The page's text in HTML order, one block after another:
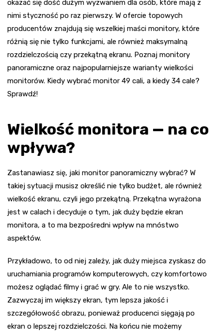
okazać się dość dużym wyzwaniem dla osób, które mają z
nimi styczność po raz pierwszy. W ofercie topowych
producentów znajdują się wszelkiej maści monitory, które
różnią się nie tylko funkcjami, ale również maksymalną
rozdzielczością czy przekątną ekranu. Poznaj monitory
panoramiczne oraz najpopularniejsze warianty wielkości
monitorów. Kiedy wybrać monitor 49 cali, a kiedy 34 cale?
Sprawdź!
Wielkość monitora — na co
wpływa?
Zastanawiasz się, jaki monitor panoramiczny wybrać? W
takiej sytuacji musisz określić nie tylko budżet, ale również
wielkość ekranu, czyli jego przekątną. Przekątna wyrażona
jest w calach i decyduje o tym, jak duży będzie ekran
monitora, a to ma bezpośredni wpływ na mnóstwo
aspektów.
Przykładowo, to od niej zależy, jak duży miejsca zyskasz do
uruchamiania programów komputerowych, czy komfortowo
możesz oglądać filmy i grać w gry. Ale to nie wszystko.
Zazwyczaj im większy ekran, tym lepsza jakość i
szczegółowość obrazu, ponieważ producenci sięgają po
ekran o lepszej rozdzielczości. Na końcu nie możemy